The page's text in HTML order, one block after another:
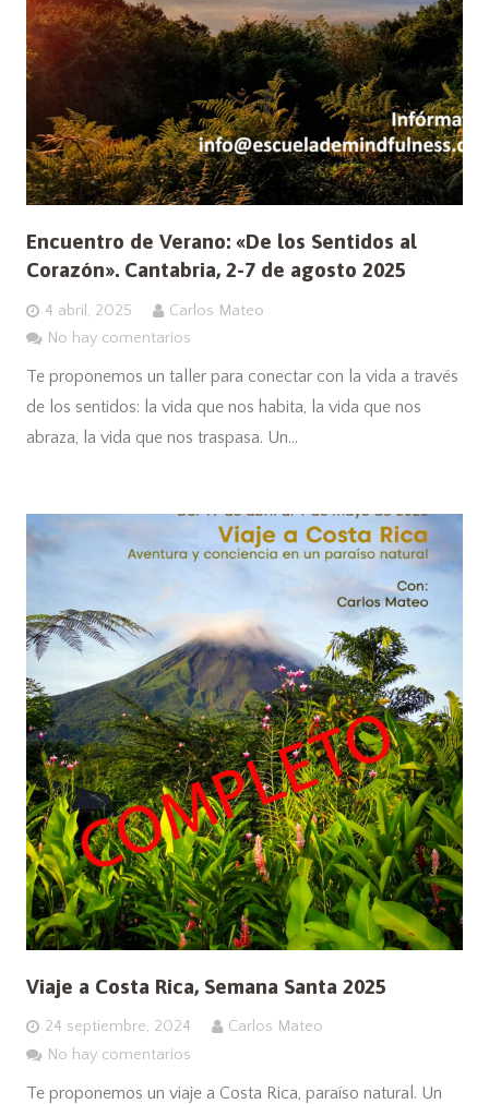
Encuentro de Verano: «De los Sentidos al
Corazón». Cantabria, 2-7 de agosto 2025
4 abril, 2025
Carlos Mateo
No hay comentarios
Te proponemos un taller para conectar con la vida a través
de los sentidos: la vida que nos habita, la vida que nos
abraza, la vida que nos traspasa. Un…
Viaje a Costa Rica, Semana Santa 2025
24 septiembre, 2024
Carlos Mateo
No hay comentarios
Te proponemos un viaje a Costa Rica, paraíso natural. Un